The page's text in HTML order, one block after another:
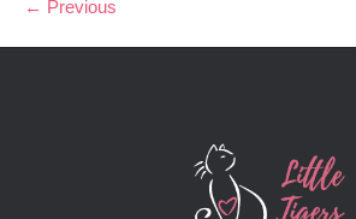
← Previous